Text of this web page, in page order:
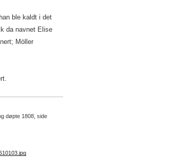
ble kaldt i det
da navnet Elise
Möller
døpte 1808, side